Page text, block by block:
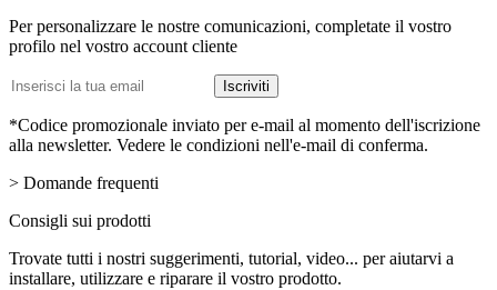
Per personalizzare le nostre comunicazioni, completate il vostro
profilo nel vostro account cliente
Indirizzo
Iscriviti
*Codice promozionale inviato per e-mail al momento dell'iscrizione
alla newsletter. Vedere le condizioni nell'e-mail di conferma.
> Domande frequenti
Consigli sui prodotti
Trovate tutti i nostri suggerimenti, tutorial, video... per aiutarvi a
installare, utilizzare e riparare il vostro prodotto.